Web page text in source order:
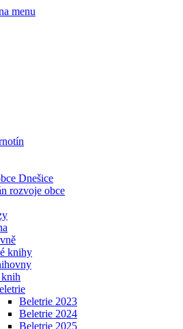
menu
Dnešice
rozvoje obce
knihy
knih
Beletrie 2023
Beletrie 2024
Beletrie 2025